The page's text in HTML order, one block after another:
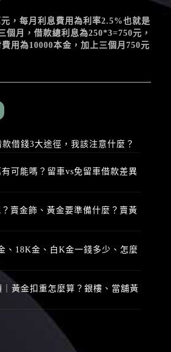
，每月利息費用為利率2.5%也就是
個月，借款總利息為250*3=750元，
用為10000本金，加上三個月750元
借錢3大途徑，我該注意什麼？
可能嗎？留車vs免留車借款差異
賣金飾、黃金要準備什麼？賣黃
、18K金、白K金一錢多少、怎麼
黃金扣重怎麼算？銀樓、當舖黃